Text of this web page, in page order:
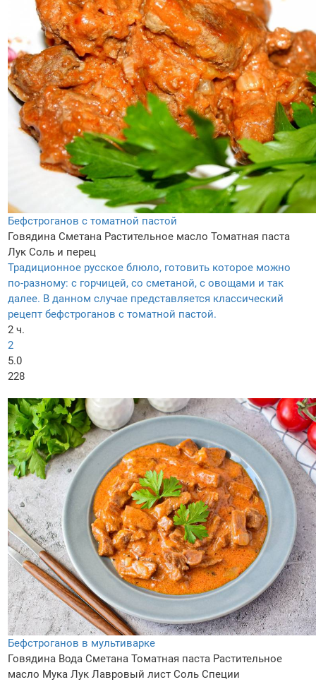
Бефстроганов с томатной пастой
Говядина Сметана Растительное масло Томатная паста
Лук Соль и перец
Традиционное русское блюло, готовить которое можно
по-разному: с горчицей, со сметаной, с овощами и так
далее. В данном случае представляется классический
рецепт бефстроганов с томатной пастой.
2 ч.
2
5.0
228
Бефстроганов в мультиварке
Говядина Вода Сметана Томатная паста Растительное
масло Мука Лук Лавровый лист Соль Специи